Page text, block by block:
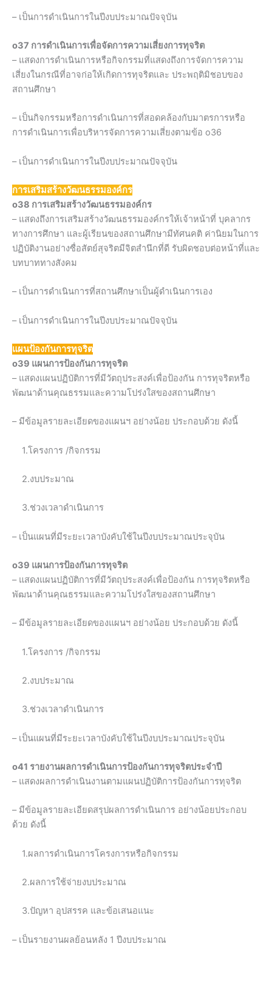
– เป็นการดำเนินการในปีงบประมาณปัจจุบัน
o37 การดำเนินการเพื่อจัดการความเสี่ยงการทุจริต
– แสดงการดำเนินการหรือกิจกรรมที่แสดงถึงการจัดการความ
เสี่ยงในกรณีที่อาจก่อให้เกิดการทุจริตและ ประพฤติมิชอบของ
สถานศึกษา
– เป็นกิจกรรมหรือการดำเนินการที่สอดคล้องกับมาตรการหรือ
การดำเนินการเพื่อบริหารจัดการความเสี่ยงตามข้อ o36
– เป็นการดำเนินการในปีงบประมาณปัจจุบัน
การเสริมสร้างวัฒนธรรมองค์กร
o38 การเสริมสร้างวัฒนธรรมองค์กร
– แสดงถึงการเสริมสร้างวัฒนธรรมองค์กรให้เจ้าหน้าที่ บุคลากร
ทางการศึกษา และผู้เรียนของสถานศึกษามีทัศนคติ ค่านิยมในการ
ปฏิบัติงานอย่างซื่อสัตย์สุจริตมีจิตสำนึกที่ดี รับผิดชอบต่อหน้าที่และ
บทบาททางสังคม
– เป็นการดำเนินการที่สถานศึกษาเป็นผู้ดำเนินการเอง
– เป็นการดำเนินการในปีงบประมาณปัจจุบัน
แผนป้องกันการทุจริต
o39 แผนการป้องกันการทุจริต
– แสดงแผนปฏิบัติการที่มีวัตถุประสงค์เพื่อป้องกัน การทุจริตหรือ
พัฒนาด้านคุณธรรมและความโปร่งใสของสถานศึกษา
– มีข้อมูลรายละเอียดของแผนฯ อย่างน้อย ประกอบด้วย ดังนี้
1.โครงการ /กิจกรรม
2.งบประมาณ
3.ช่วงเวลาดำเนินการ
– เป็นแผนที่มีระยะเวลาบังคับใช้ในปีงบประมาณประจุบัน
o39 แผนการป้องกันการทุจริต
– แสดงแผนปฏิบัติการที่มีวัตถุประสงค์เพื่อป้องกัน การทุจริตหรือ
พัฒนาด้านคุณธรรมและความโปร่งใสของสถานศึกษา
– มีข้อมูลรายละเอียดของแผนฯ อย่างน้อย ประกอบด้วย ดังนี้
1.โครงการ /กิจกรรม
2.งบประมาณ
3.ช่วงเวลาดำเนินการ
– เป็นแผนที่มีระยะเวลาบังคับใช้ในปีงบประมาณประจุบัน
o41 รายงานผลการดำเนินการป้องกันการทุจริตประจำปี
– แสดงผลการดำเนินงานตามแผนปฏิบัติการป้องกันการทุจริต
– มีข้อมูลรายละเอียดสรุปผลการดำเนินการ อย่างน้อยประกอบ
ด้วย ดังนี้
1.ผลการดำเนินการโครงการหรือกิจกรรม
2.ผลการใช้จ่ายงบประมาณ
3.ปัญหา อุปสรรค และข้อเสนอแนะ
– เป็นรายงานผลย้อนหลัง 1 ปีงบประมาณ